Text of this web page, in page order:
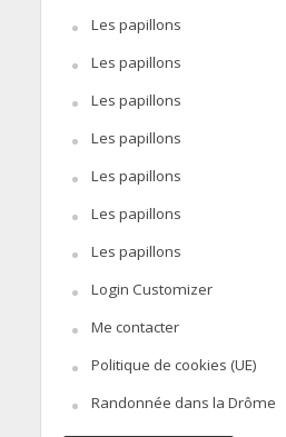
Les papillons
Les papillons
Les papillons
Les papillons
Les papillons
Les papillons
Les papillons
Login Customizer
Me contacter
Politique de cookies (UE)
Randonnée dans la Drôme